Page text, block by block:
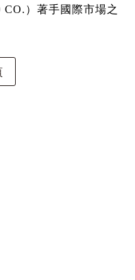
）著手國際市場之